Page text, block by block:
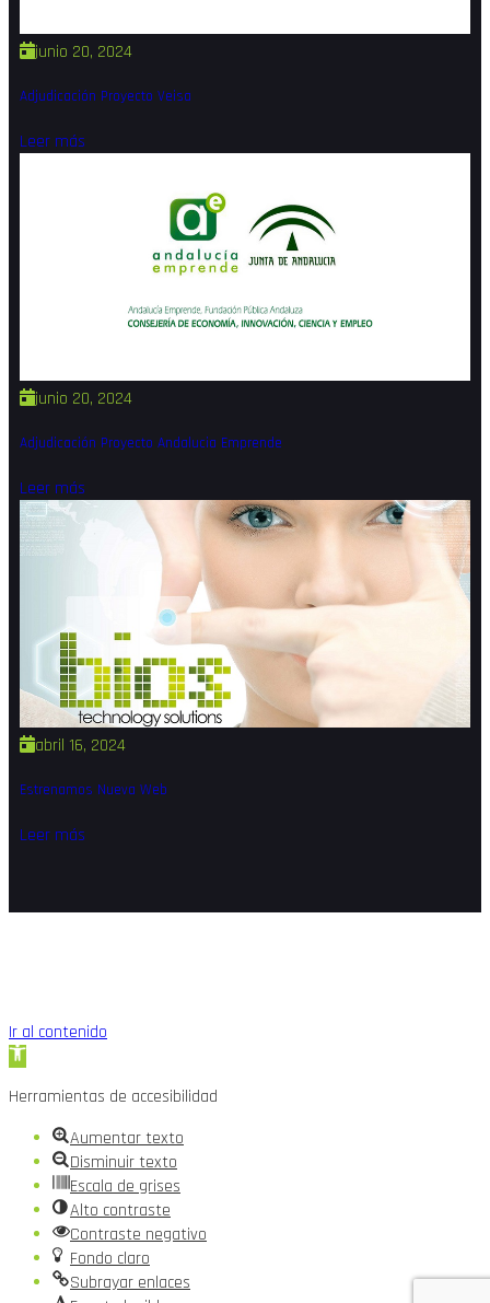
junio 20, 2024
Adjudicación Proyecto Veisa
Leer más
junio 20, 2024
Adjudicación Proyecto Andalucia Emprende
Leer más
abril 16, 2024
Estrenamos Nueva Web
Leer más
Ir al contenido
Abrir
de
herramientas
Herramientas de accesibilidad
Aumentar texto
Disminuir texto
Escala de grises
Alto contraste
Contraste negativo
Fondo claro
Subrayar enlaces